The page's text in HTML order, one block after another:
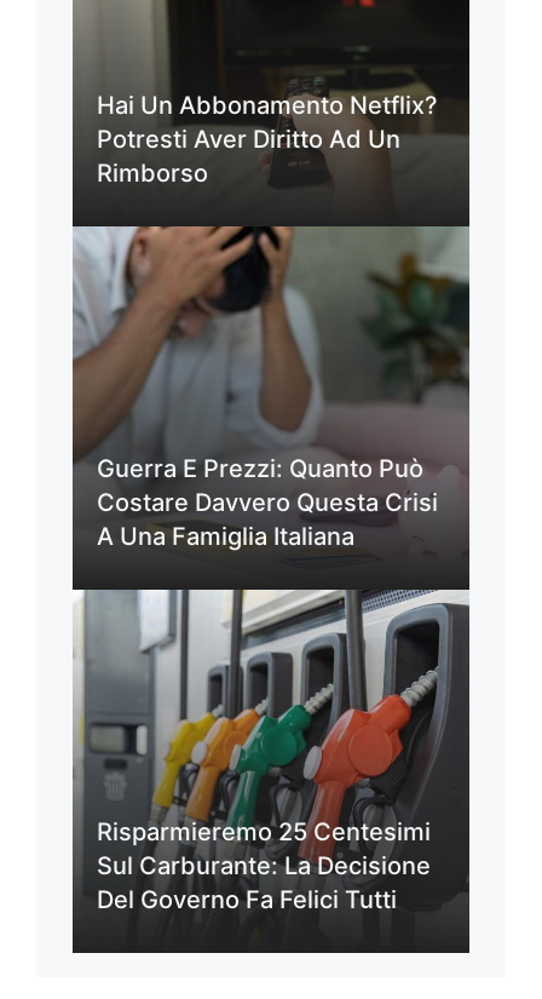
Hai Un Abbonamento Netflix?
Potresti Aver Diritto Ad Un
Rimborso
Guerra E Prezzi: Quanto Può
Costare Davvero Questa Crisi
A Una Famiglia Italiana
Risparmieremo 25 Centesimi
Sul Carburante: La Decisione
Del Governo Fa Felici Tutti